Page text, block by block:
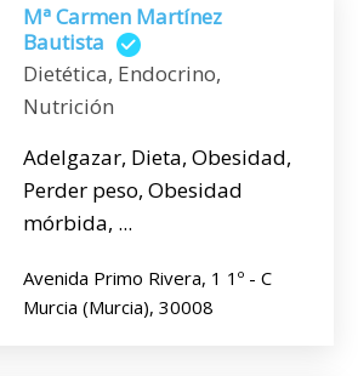
Mª Carmen Martínez
Bautista
Dietética, Endocrino,
Nutrición
Adelgazar, Dieta, Obesidad,
Perder peso, Obesidad
mórbida, ...
Avenida Primo Rivera, 1 1º - C
Murcia (Murcia), 30008